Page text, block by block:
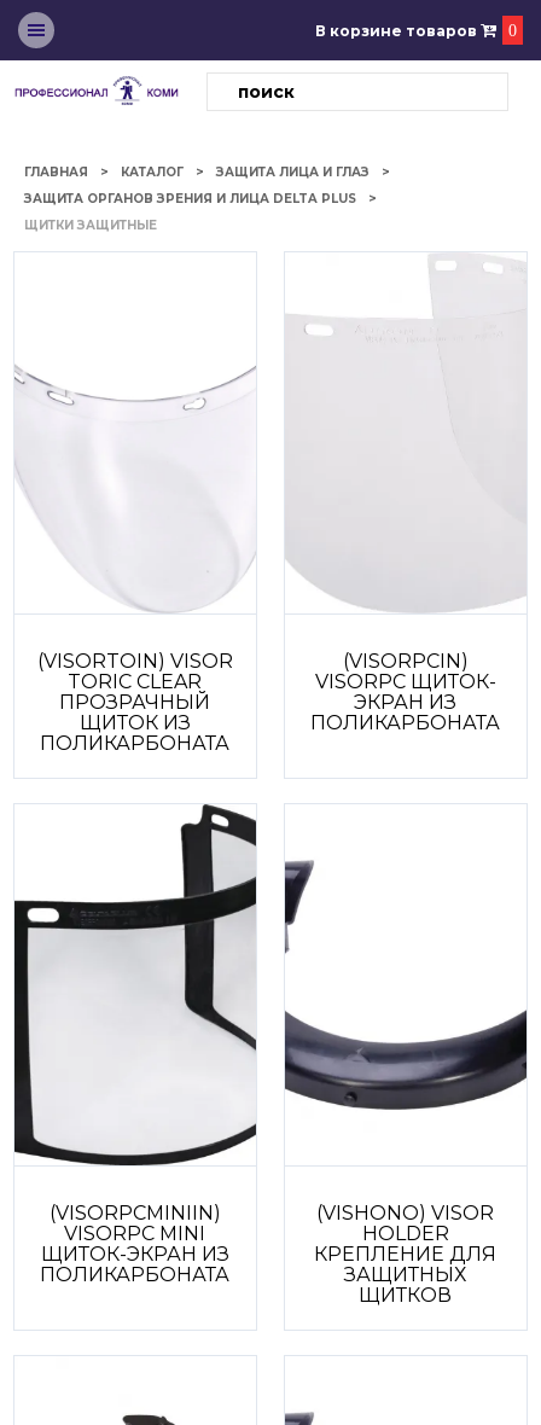
В корзине товаров 0
ГЛАВНАЯ КАТАЛОГ
ЗАЩИТА ЛИЦА И ГЛАЗ
ЗАЩИТА ОРГАНОВ ЗРЕНИЯ И ЛИЦА DELTA PLUS
ЩИТКИ ЗАЩИТНЫЕ
(VISORTOIN) VISOR
TORIC CLEAR
ПРОЗРАЧНЫЙ
ЩИТОК ИЗ
ПОЛИКАРБОНАТА
(VISORPCIN)
VISORPC ЩИТОК-
ЭКРАН ИЗ
ПОЛИКАРБОНАТА
(VISORPCMINIIN)
VISORPC MINI
ЩИТОК-ЭКРАН ИЗ
ПОЛИКАРБОНАТА
(VISHONO) VISOR
HOLDER
КРЕПЛЕНИЕ ДЛЯ
ЗАЩИТНЫХ
ЩИТКОВ